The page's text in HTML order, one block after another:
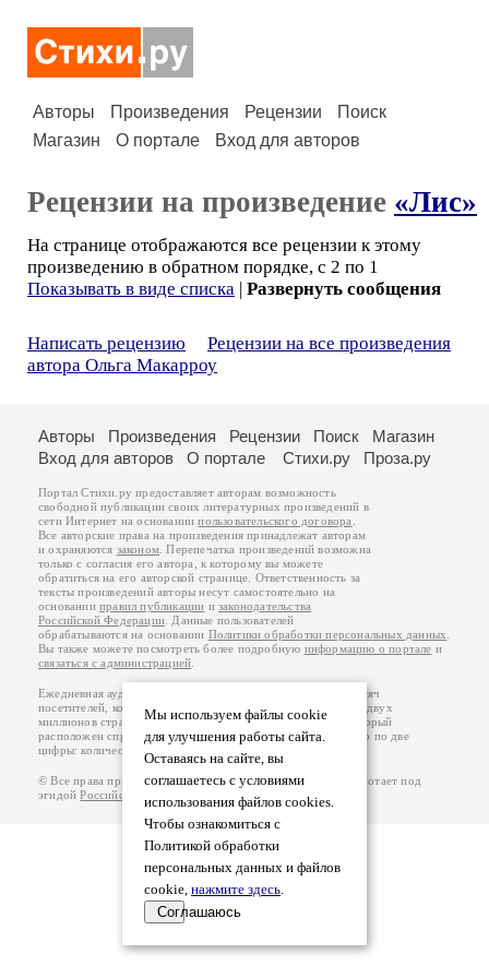
Авторы Произведения Рецензии
Поиск
Магазин
О портале Вход для авторов
Рецензии на произведение «Лис»
На странице отображаются все рецензии к этому
произведению в обратном порядке, с 2 по 1
Показывать в виде списка | Развернуть сообщения
Написать рецензию
Рецензии на все произведения
автора Ольга Макарроу
Мы используем файлы cookie
для улучшения работы сайта.
Оставаясь на сайте, вы
соглашаетесь с условиями
использования файлов cookies.
Чтобы ознакомиться с
Политикой обработки
персональных данных и файлов
cookie, нажмите здесь.
Соглашаюсь
Авторы Произведения Рецензии Поиск
Магазин
Вход для авторов
О портале Стихи.ру Проза.ру
Портал Стихи.ру предоставляет авторам возможность
свободной публикации своих литературных произведений в
сети Интернет на основаниипользовательского договора
Все авторские права на произведения принадлежат авторам
и охраняются законом . Перепечатка произведений возможна
только с согласия его автора, к которому вы можете
обратиться на его авторской странице. Ответственность за
тексты произведений авторы несут самостоятельно на
основанииправил публикации изаконодательства
Российской Федерации . Данные пользователей
обрабатываются на основании Политики обработки персональных данных
Вы также можете посмотреть более подробную информацию о портале и
связаться с администрацией
Ежедневная аудитория портала Стихи.ру – порядка 200 тысяч
посетителей, которые в общей сумме просматривают более двух
миллионов страниц по данным счетчика посещаемости, который
расположен справа от этого текста. В каждой графе указано по две
цифры: количество просмотров и количество посетителей.
© Все права принадлежат авторам, 2000-2026. Портал работает под
эгидойРоссийского союза писателей . 18+